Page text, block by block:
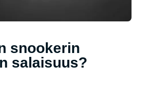
snookerin
salaisuus?